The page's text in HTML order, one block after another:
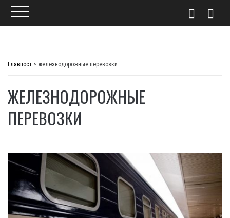
Главпост > железнодорожные перевозки
ЖЕЛЕЗНОДОРОЖНЫЕ
ПЕРЕВОЗКИ